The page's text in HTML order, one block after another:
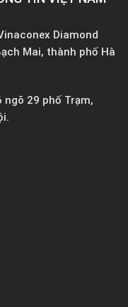
Diamond
Mai, thành phố Hà
ngõ 29 phố Trạm,